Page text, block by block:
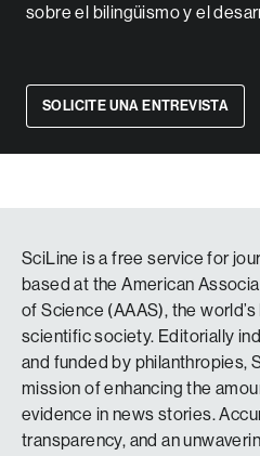
sobre el bilingüismo y el
SOLICITE UNA ENTREVISTA
SciLine is a free service for
based at the American
of Science (AAAS), the
scientific society. Editorially
and funded by philanthropies,
mission of enhancing the
evidence in news stories.
transparency, and an